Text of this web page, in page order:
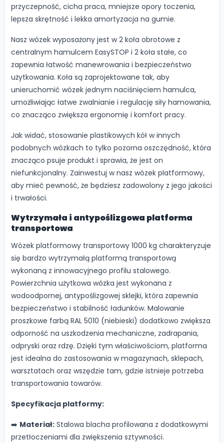
przyczepność, cicha praca, mniejsze opory toczenia,
lepsza skrętność i lekka amortyzacja na gumie.
Nasz wózek wyposażony jest w 2 koła obrotowe z
centralnym hamulcem EasySTOP i 2 koła stałe, co
zapewnia łatwość manewrowania i bezpieczeństwo
użytkowania. Koła są zaprojektowane tak, aby
unieruchomić wózek jednym naciśnięciem hamulca,
umożliwiając łatwe zwalnianie i regulację siły hamowania,
co znacząco zwiększa ergonomię i komfort pracy.
Jak widać, stosowanie plastikowych kół w innych
podobnych wózkach to tylko pozorna oszczędność, która
znacząco psuje produkt i sprawia, że jest on
niefunkcjonalny. Zainwestuj w nasz wózek platformowy,
aby mieć pewność, że będziesz zadowolony z jego jakości
i trwałości.
Wytrzymała i antypoślizgowa platforma
transportowa
Wózek platformowy transportowy 1000 kg charakteryzuje
się bardzo wytrzymałą platformą transportową
wykonaną z innowacyjnego profilu stalowego.
Powierzchnia użytkowa wózka jest wykonana z
wodoodpornej, antypoślizgowej sklejki, która zapewnia
bezpieczeństwo i stabilność ładunków. Malowanie
proszkowe farbą RAL 5010 (niebieski) dodatkowo zwiększa
odporność na uszkodzenia mechaniczne, zadrapania,
odpryski oraz rdzę. Dzięki tym właściwościom, platforma
jest idealna do zastosowania w magazynach, sklepach,
warsztatach oraz wszędzie tam, gdzie istnieje potrzeba
transportowania towarów.
Specyfikacja platformy:
➡️ Materiał: Stalowa blacha profilowana z dodatkowymi
przetłoczeniami dla zwiększenia sztywności.